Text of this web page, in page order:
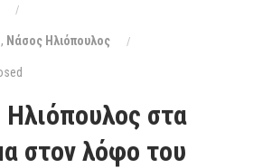
, Νάσος Ηλιόπουλος
στα
στον λόφο του